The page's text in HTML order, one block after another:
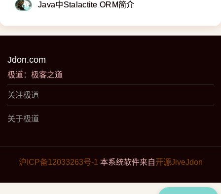
Java中Stalactite ORM简介
Jdon.com
极道：极客之道
关注极道
关于极道
沪ICP备12033263号-1 本系统软件来自开源JiveJdon